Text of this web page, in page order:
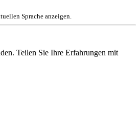
Sprache anzeigen.
Teilen Sie Ihre Erfahrungen mit